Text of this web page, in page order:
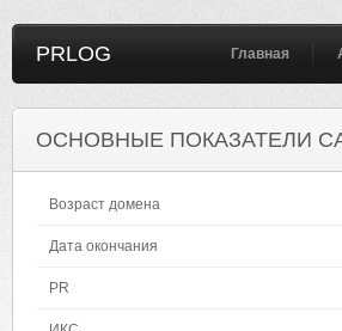
PRLOG Главная
ОСНОВНЫЕ ПОКАЗАТЕЛИ
Возраст домена
Дата окончания
PR